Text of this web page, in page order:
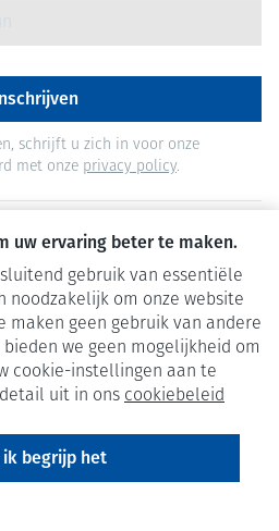
uw ervaring beter te maken.
gebruik van essentiële
noodzakelijk om onze website
maken geen gebruik van andere
we geen mogelijkheid om
cookie-instellingen aan te
uit in ons cookiebeleid
ik begrijp het
schrijft u zich in voor onze
met onze privacy policy.